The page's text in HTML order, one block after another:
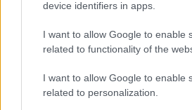
device identifiers in apps.
I want to allow Google to enable
related to functionality of the
I want to allow Google to enable
related to personalization.